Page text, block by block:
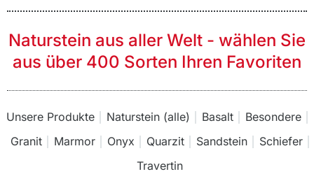
Naturstein aus aller Welt - wählen Sie
aus über 400 Sorten Ihren Favoriten
Unsere Produkte Naturstein (alle) Basalt
Besondere
Granit
Marmor Onyx Quarzit Sandstein
Schiefer
Travertin